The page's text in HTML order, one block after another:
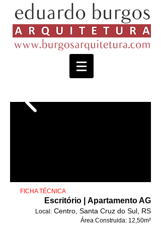
​ FICHA TÉCNICA
Escritório | Apartamento AG
Local: Centro, Santa Cruz do Sul, RS
Área Construida: 12,50m²